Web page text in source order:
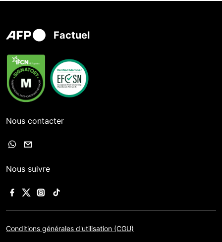
Factuel
Nous contacter
Nous suivre
Conditions générales d'utilisation (CGU)